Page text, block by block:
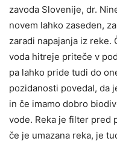
zavoda Slovenije, dr.
novem lahko zaseden,
zaradi napajanja iz reke.
voda hitreje priteče v
pa lahko pride tudi do
pozidanosti povedal, da
in če imamo dobro
vode. Reka je filter pred
če je umazana reka, je